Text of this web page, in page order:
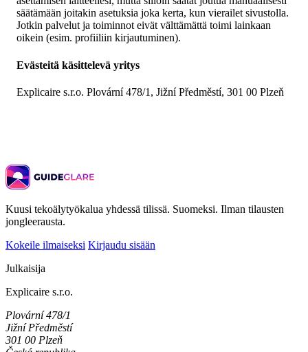
säätämään joitakin asetuksia joka kerta, kun vierailet sivustolla.
Jotkin palvelut ja toiminnot eivät välttämättä toimi lainkaan
oikein (esim. profiiliin kirjautuminen).
Evästeitä käsittelevä yritys
Explicaire s.r.o. Plovární 478/1, Jižní Předměstí, 301 00 Plzeň
Kuusi tekoälytyökalua yhdessä tilissä. Suomeksi. Ilman tilausten
jongleerausta.
Kokeile ilmaiseksi Kirjaudu sisään
Julkaisija
Explicaire s.r.o.
Plovární 478/1
Jižní Předměstí
301 00 Plzeň